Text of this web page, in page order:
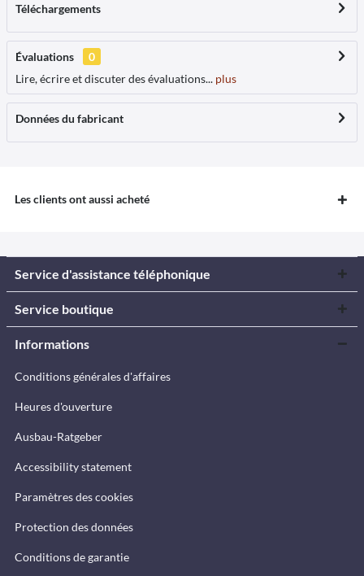
Téléchargements
Évaluations
0
Lire, écrire et discuter des évaluations... plus
Données du fabricant
Les clients ont aussi acheté
Service d'assistance téléphonique
Service boutique
Informations
Conditions générales d'affaires
Heures d'ouverture
Ausbau-Ratgeber
Accessibility statement
Paramètres des cookies
Protection des données
Conditions de garantie